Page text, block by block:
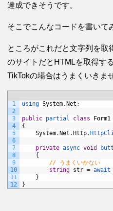
達成できそうです。
そこでこんなコードを書いて
ところがこれだと文字列を取
のサイトだとHTMLを取得す
TikTokの場合はうまくいきま
1
2
3
4
5
6
7
8
9
10
11
12
using System.Net ;
public partial class Form1
{
System.Net .Http.
private async void
{
// うまくいかない
string str = await
}
}